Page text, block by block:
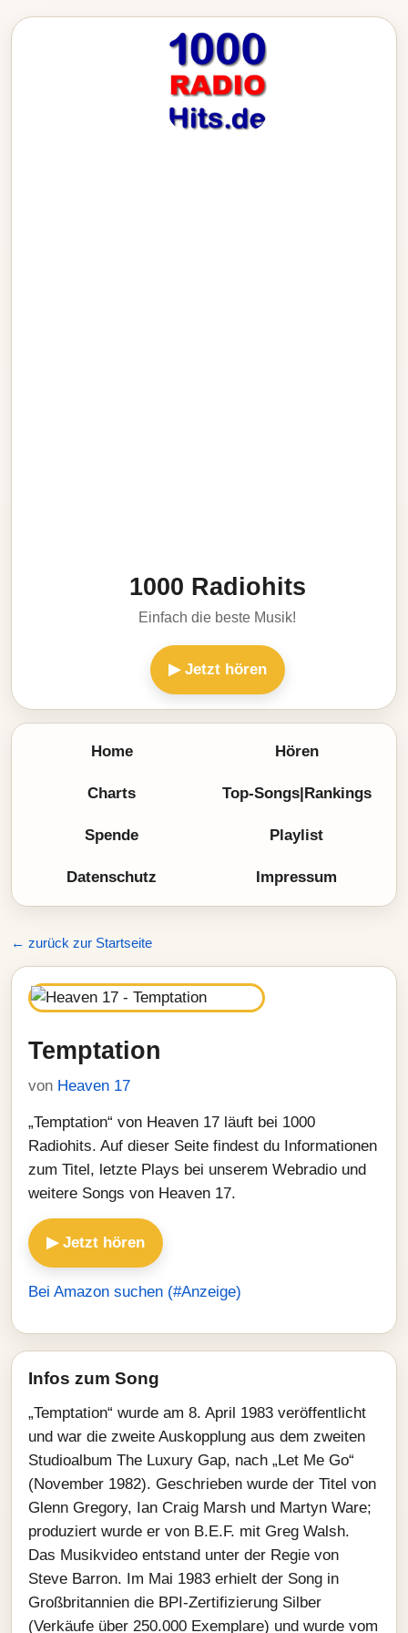
1000 Radiohits
Einfach die beste Musik!
▶ Jetzt hören
Home Hören
Charts Top-Songs|Rankings
Spende Playlist
Datenschutz Impressum
← zurück zur Startseite
Temptation
von Heaven 17
„Temptation“ von Heaven 17 läuft bei 1000
Radiohits. Auf dieser Seite findest du Informationen
zum Titel, letzte Plays bei unserem Webradio und
weitere Songs von Heaven 17.
▶ Jetzt hören
Bei Amazon suchen (#Anzeige)
Infos zum Song
„Temptation“ wurde am 8. April 1983 veröffentlicht
und war die zweite Auskopplung aus dem zweiten
Studioalbum The Luxury Gap, nach „Let Me Go“
(November 1982). Geschrieben wurde der Titel von
Glenn Gregory, Ian Craig Marsh und Martyn Ware;
produziert wurde er von B.E.F. mit Greg Walsh.
Das Musikvideo entstand unter der Regie von
Steve Barron. Im Mai 1983 erhielt der Song in
Großbritannien die BPI‑Zertifizierung Silber
(Verkäufe über 250.000 Exemplare) und wurde vom